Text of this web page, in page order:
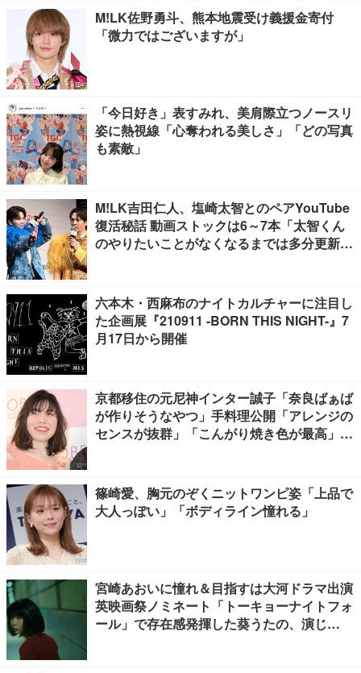
M!LK佐野勇斗、熊本地震受け義援金寄付
「微力ではございますが」
「今日好き」表すみれ、美肩際立つノースリ
姿に熱視線「心奪われる美しさ」「どの写真
も素敵」
M!LK吉田仁人、塩崎太智とのペアYouTube
復活秘話 動画ストックは6～7本「太智くん
のやりたいことがなくなるまでは多分更新が
六本木・西麻布のナイトカルチャーに注目し
た企画展『210911 -BORN THIS NIGHT-』7
月17日から開催
京都移住の元尼神インター誠子「奈良ばぁば
が作りそうなやつ」手料理公開「アレンジの
センスが抜群」「こんがり焼き色が最高」と
篠崎愛、胸元のぞくニットワンピ姿「上品で
大人っぽい」「ボディライン憧れる」
宮崎あおいに憧れ＆目指すは大河ドラマ出演
英映画祭ノミネート「トーキョーナイトフォ
ール」で存在感発揮した葵うたの、演じ